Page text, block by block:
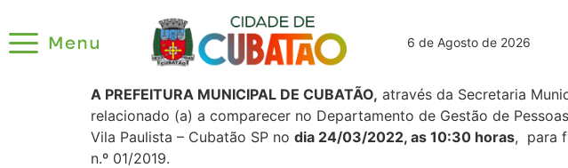
6 de Agosto de 2026
A PREFEITURA MUNICIPAL DE CUBATÃO, através da
relacionado (a) a comparecer no Departamento de Gestão de
Vila Paulista – Cubatão SP no dia 24/03/2022, as 10:30 horas, para
n.º 01/2019.